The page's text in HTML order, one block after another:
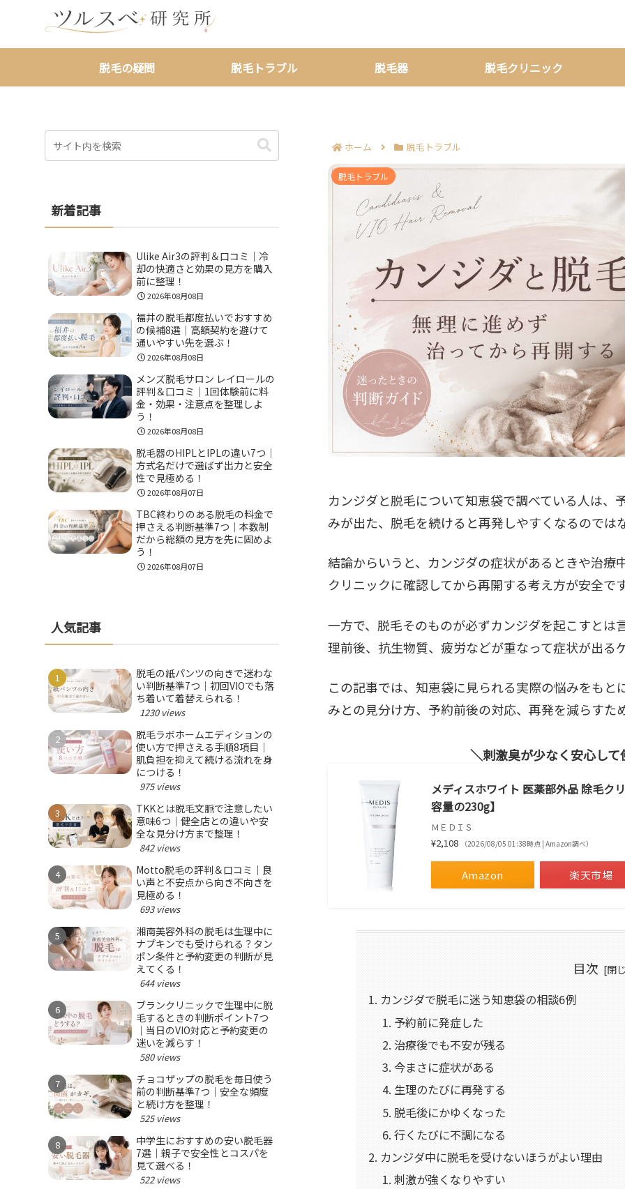
脱毛の疑問 脱毛トラブル 脱毛器 脱毛クリニック
ホーム 脱毛トラブル
カンジダで脱毛に迷う知恵袋の相談6例｜受
脱毛トラブル
カンジダと脱毛について知恵袋で調べている人は
みが出た、脱毛を続けると再発しやすくなるのでは
結論からいうと、カンジダの症状があるときや治療
クリニックに確認してから再開する考え方が安全で
一方で、脱毛そのものが必ずカンジダを起こすと
理前後、抗生物質、疲労などが重なって症状が出る
この記事では、知恵袋に見られる実際の悩みをも
みとの見分け方、予約前後の対応、再発を減らすた
刺激臭が少なく安心し
メディスホワイト 医薬部外品 除毛
容量の230g】
ＭＥＤＩＳ
¥2,108 （2026/08/05 01:38時点 | Amazon調べ）
Amazon 楽天市場
目次
カンジダで脱毛に迷う知恵袋の相談6例
予約前に発症した
治療後でも不安が残る
今まさに症状がある
生理のたびに再発する
脱毛後にかゆくなった
行くたびに不調になる
カンジダ中に脱毛を受けないほうがよい理由
刺激が強くなりやすい
新着記事
Ulike Air3の評判＆口コミ｜冷
却の快適さと効果の見方を購入
前に整理！
2026年08月08日
福井の脱毛都度払いでおすすめ
の候補8選｜高額契約を避けて
通いやすい先を選ぶ！
2026年08月08日
メンズ脱毛サロン レイロールの
評判＆口コミ｜1回体験前に料
金・効果・注意点を整理しよ
う！
2026年08月08日
脱毛器のHIPLとIPLの違い7つ｜
方式名だけで選ばず出力と安全
性で見極める！
2026年08月07日
TBC終わりのある脱毛の料金で
押さえる判断基準7つ｜本数制
だから総額の見方を先に固めよ
う！
2026年08月07日
人気記事
脱毛の紙パンツの向きで迷わな
い判断基準7つ｜初回VIOでも落
ち着いて着替えられる！
1230 views
脱毛ラボホームエディションの
使い方で押さえる手順8項目｜
肌負担を抑えて続ける流れを身
につける！
975 views
TKKとは脱毛文脈で注意したい
意味6つ｜健全店との違いや安
全な見分け方まで整理！
842 views
Motto脱毛の評判＆口コミ｜良
い声と不安点から向き不向きを
見極める！
693 views
湘南美容外科の脱毛は生理中に
ナプキンでも受けられる？タン
ポン条件と予約変更の判断が見
えてくる！
644 views
ブランクリニックで生理中に脱
毛するときの判断ポイント7つ
｜当日のVIO対応と予約変更の
迷いを減らす！
580 views
チョコザップの脱毛を毎日使う
前の判断基準7つ｜安全な頻度
と続け方を整理！
525 views
中学生におすすめの安い脱毛器
7選｜親子で安全性とコスパを
見て選べる！
522 views